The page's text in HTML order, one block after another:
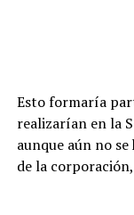
Esto formaría
realizarían en la
aunque aún no
de la